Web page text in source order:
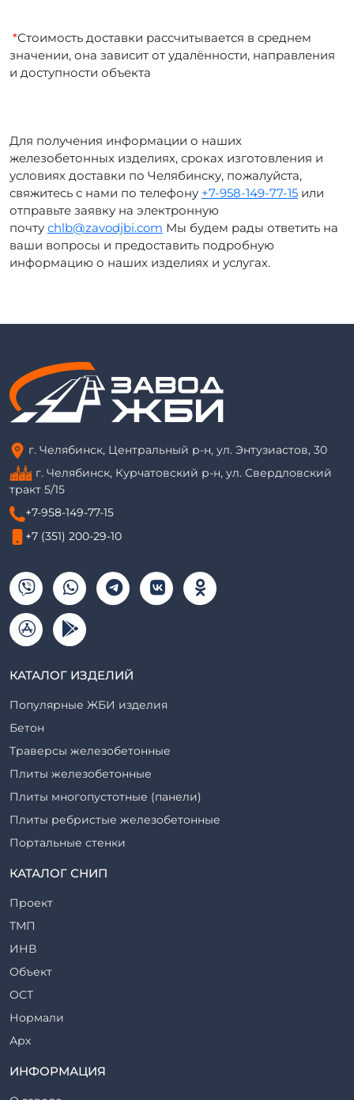
*Стоимость доставки рассчитывается в среднем
значении, она зависит от удалённости, направления
и доступности объекта
Для получения информации о наших
железобетонных изделиях, сроках изготовления и
условиях доставки по Челябинску, пожалуйста,
свяжитесь с нами по телефону +7-958-149-77-15 или
отправьте заявку на электронную
почту chlb@zavodjbi.com Мы будем рады ответить на
ваши вопросы и предоставить подробную
информацию о наших изделиях и услугах.
г. Челябинск, Центральный р-н, ул. Энтузиастов, 30
г. Челябинск, Курчатовский р-н, ул. Свердловский
тракт 5/15
+7-958-149-77-15
+7 (351) 200-29-10
КАТАЛОГ ИЗДЕЛИЙ
Популярные ЖБИ изделия
Бетон
Траверсы железобетонные
Плиты железобетонные
Плиты многопустотные (панели)
Плиты ребристые железобетонные
Портальные стенки
Прогоны железобетонные
Ригели железобетонные
Сваи железобетонные
Стеновые блоки
Стойки железобетонные
Столбы железобетонные
Закладные детали
Трубы железобетонные
Утяжелители железобетонные
Фермы железобетонные
КАТАЛОГ СНИП
Проект
ТМП
ИНВ
Объект
ОСТ
Нормали
Арх
ТР
ИНФОРМАЦИЯ